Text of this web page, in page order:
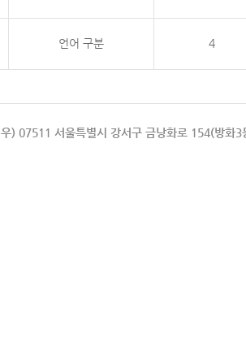
언어 구분 4
우) 07511 서울특별시 강서구 금낭화로 154(방화3